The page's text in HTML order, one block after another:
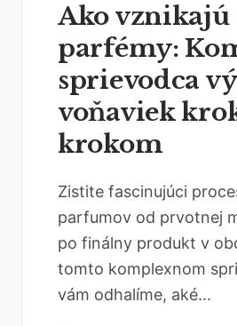
Ako vznikajú
parfémy:
sprievodca
voňaviek
krokom
Zistite fascinujúci
parfumov od prvotnej
po finálny produkt v
tomto komplexnom
vám odhalíme, aké...